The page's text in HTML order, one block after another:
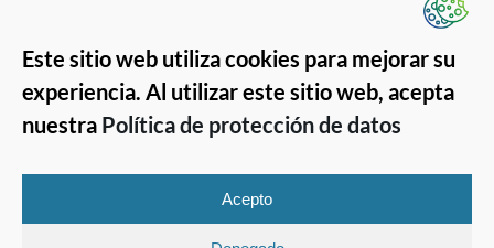
Este sitio web utiliza cookies para mejorar su
experiencia. Al utilizar este sitio web, acepta
nuestra Política de protección de datos
Acepto